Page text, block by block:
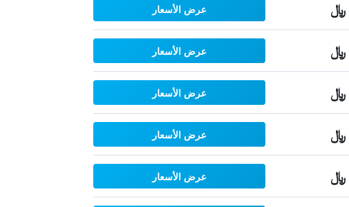
عرض الأسعار
عرض الأسعار
عرض الأسعار
عرض الأسعار
عرض الأسعار